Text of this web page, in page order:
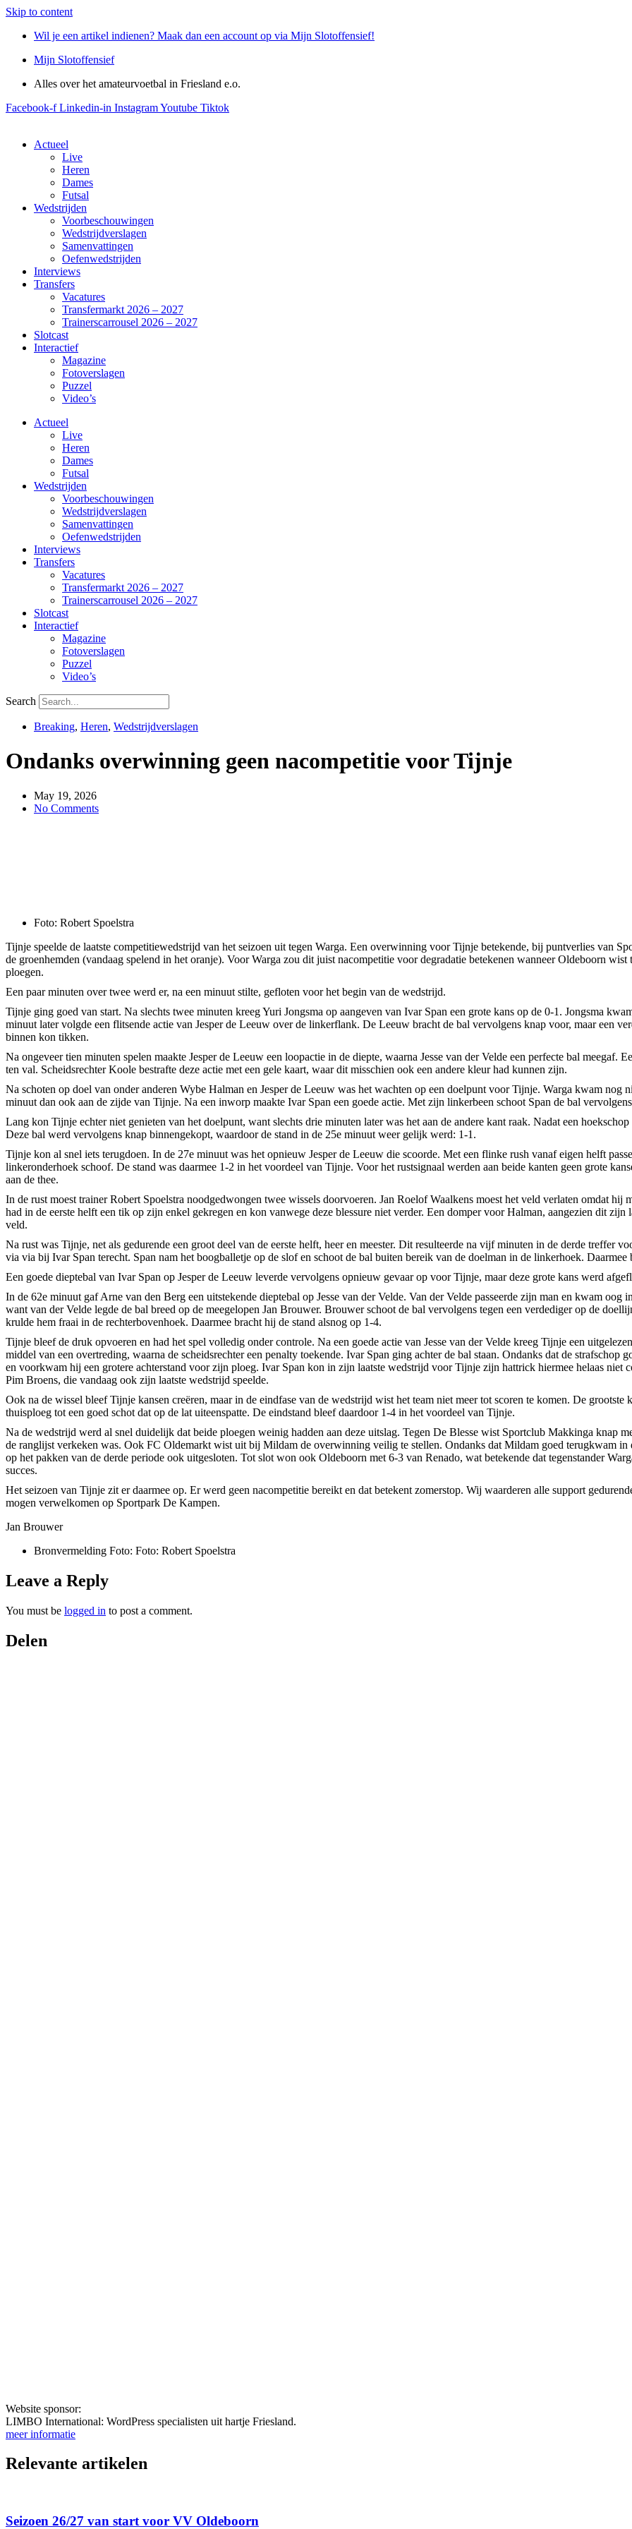
Skip to content
Wil je een artikel indienen? Maak dan een account op via Mijn Slotoffensief!
Mijn Slotoffensief
Alles over het amateurvoetbal in Friesland e.o.
Facebook-f Linkedin-in InstagramYoutube Tiktok
Actueel
Live
Heren
Dames
Futsal
Wedstrijden
Voorbeschouwingen
Wedstrijdverslagen
Samenvattingen
Oefenwedstrijden
Interviews
Transfers
Vacatures
Transfermarkt 2026 – 2027
Trainerscarrousel 2026 – 2027
Slotcast
Interactief
Magazine
Fotoverslagen
Puzzel
Video’s
Actueel
Live
Heren
Dames
Futsal
Wedstrijden
Voorbeschouwingen
Wedstrijdverslagen
Samenvattingen
Oefenwedstrijden
Interviews
Transfers
Vacatures
Transfermarkt 2026 – 2027
Trainerscarrousel 2026 – 2027
Slotcast
Interactief
Magazine
Fotoverslagen
Puzzel
Video’s
Search
Breaking, Heren, Wedstrijdverslagen
Ondanks overwinning geen nacompetitie voor Tijnje
May 19, 2026
No Comments
Foto: Robert Spoelstra
Tijnje speelde de laatste competitiewedstrijd van het seizoen uit tegen Warga. Een overwinning voor Tijnje betekende, bij puntverlies van
de groenhemden (vandaag spelend in het oranje). Voor Warga zou dit juist nacompetitie voor degradatie betekenen wanneer Oldeboorn
ploegen.
Een paar minuten over twee werd er, na een minuut stilte, gefloten voor het begin van de wedstrijd.
Tijnje ging goed van start. Na slechts twee minuten kreeg Yuri Jongsma op aangeven van Ivar Span een grote kans op de 0-1. Jongsma
minuut later volgde een flitsende actie van Jesper de Leeuw over de linkerflank. De Leeuw bracht de bal vervolgens knap voor, maar een
binnen kon tikken.
Na ongeveer tien minuten spelen maakte Jesper de Leeuw een loopactie in de diepte, waarna Jesse van der Velde een perfecte bal meegaf.
ten val. Scheidsrechter Koole bestrafte deze actie met een gele kaart, waar dit misschien ook een andere kleur had kunnen zijn.
Na schoten op doel van onder anderen Wybe Halman en Jesper de Leeuw was het wachten op een doelpunt voor Tijnje. Warga kwam nog
minuut dan ook aan de zijde van Tijnje. Na een inworp maakte Ivar Span een goede actie. Met zijn linkerbeen schoot Span de bal
Lang kon Tijnje echter niet genieten van het doelpunt, want slechts drie minuten later was het aan de andere kant raak. Nadat een
Deze bal werd vervolgens knap binnengekopt, waardoor de stand in de 25e minuut weer gelijk werd: 1-1.
Tijnje kon al snel iets terugdoen. In de 27e minuut was het opnieuw Jesper de Leeuw die scoorde. Met een flinke rush vanaf eigen helft
linkeronderhoek schoof. De stand was daarmee 1-2 in het voordeel van Tijnje. Voor het rustsignaal werden aan beide kanten geen grote
aan de thee.
In de rust moest trainer Robert Spoelstra noodgedwongen twee wissels doorvoeren. Jan Roelof Waalkens moest het veld verlaten omdat
had in de eerste helft een tik op zijn enkel gekregen en kon vanwege deze blessure niet verder. Een domper voor Halman, aangezien dit
veld.
Na rust was Tijnje, net als gedurende een groot deel van de eerste helft, heer en meester. Dit resulteerde na vijf minuten in de derde treffer
via via bij Ivar Span terecht. Span nam het boogballetje op de slof en schoot de bal buiten bereik van de doelman in de linkerhoek. Daarmee
Een goede dieptebal van Ivar Span op Jesper de Leeuw leverde vervolgens opnieuw gevaar op voor Tijnje, maar deze grote kans werd
In de 62e minuut gaf Arne van den Berg een uitstekende dieptebal op Jesse van der Velde. Van der Velde passeerde zijn man en kwam
want van der Velde legde de bal breed op de meegelopen Jan Brouwer. Brouwer schoot de bal vervolgens tegen een verdediger op de
krulde hem fraai in de rechterbovenhoek. Daarmee bracht hij de stand alsnog op 1-4.
Tijnje bleef de druk opvoeren en had het spel volledig onder controle. Na een goede actie van Jesse van der Velde kreeg Tijnje een
middel van een overtreding, waarna de scheidsrechter een penalty toekende. Ivar Span ging achter de bal staan. Ondanks dat de strafschop
en voorkwam hij een grotere achterstand voor zijn ploeg. Ivar Span kon in zijn laatste wedstrijd voor Tijnje zijn hattrick hiermee helaas niet
Pim Broens, die vandaag ook zijn laatste wedstrijd speelde.
Ook na de wissel bleef Tijnje kansen creëren, maar in de eindfase van de wedstrijd wist het team niet meer tot scoren te komen. De
thuisploeg tot een goed schot dat op de lat uiteenspatte. De eindstand bleef daardoor 1-4 in het voordeel van Tijnje.
Na de wedstrijd werd al snel duidelijk dat beide ploegen weinig hadden aan deze uitslag. Tegen De Blesse wist Sportclub Makkinga knap
de ranglijst verkeken was. Ook FC Oldemarkt wist uit bij Mildam de overwinning veilig te stellen. Ondanks dat Mildam goed terugkwam
op het pakken van de derde periode ook uitgesloten. Tot slot won ook Oldeboorn met 6-3 van Renado, wat betekende dat tegenstander
succes.
Het seizoen van Tijnje zit er daarmee op. Er werd geen nacompetitie bereikt en dat betekent zomerstop. Wij waarderen alle support
mogen verwelkomen op Sportpark De Kampen.
Jan Brouwer
Bronvermelding Foto: Foto: Robert Spoelstra
Leave a Reply
You must be logged in to post a comment.
Delen
Website sponsor:
LIMBO International: WordPress specialisten uit hartje Friesland.
meer informatie
Relevante artikelen
Seizoen 26/27 van start voor VV Oldeboorn